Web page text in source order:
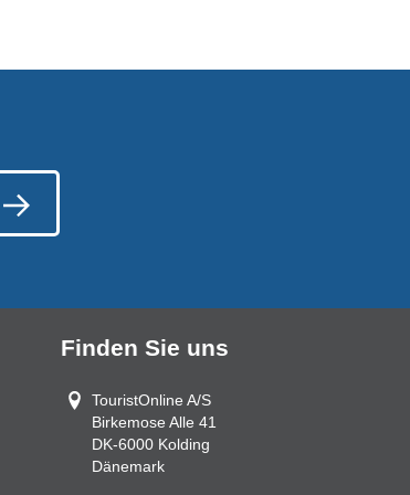
Finden Sie uns
TouristOnline A/S
Birkemose Alle 41
DK-6000 Kolding
Dänemark